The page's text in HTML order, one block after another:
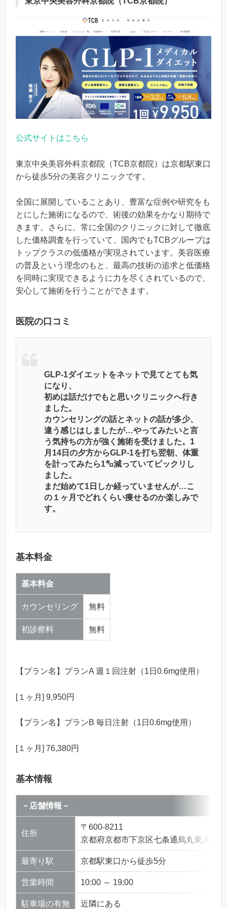
公式サイトはこちら
東京中央美容外科京都院（TCB京都院）は京都駅東口
から徒歩5分の美容クリニックです。
全国に展開していることあり、豊富な症例や研究をも
とにした施術になるので、術後の効果をかなり期待で
きます。さらに、常に全国のクリニックに対して徹底
した価格調査を行っていて、国内でもTCBグループは
トップクラスの低価格が実現されています。美容医療
の普及という理念のもと、最高の技術の追求と低価格
を同時に実現できるように力を尽くされているので、
安心して施術を行うことができます。
医院の口コミ
GLP-1ダイエットをネットで見てとても気
になり、
初めは話だけでもと思いクリニックへ行き
ました。
カウンセリングの話とネットの話が多少、
違う感じはしましたが…やってみたいと言
う気持ちの方が強く施術を受けました。1
月14日の夕方からGLP-1を打ち翌朝、体重
を計ってみたら1㌔減っていてビックリし
ました。
まだ始めて1日しか経っていませんが…こ
の１ヶ月でどれくらい痩せるのか楽しみで
す。
基本料金
基本料金
カウンセリング 無料
初診察料 無料
【プラン名】 プランA 週１回注射（1日0.6mg使用）
[１ヶ月] 9,950円
【プラン名】 プランB 毎日注射（1日0.6mg使用）
[１ヶ月] 76,380円
基本情報
－店舗情報－
住所
〒600-8211
京都府京都市下京区七条通烏丸東入真
最寄り駅 京都駅東口から徒歩5分
営業時間 10:00 ～ 19:00
駐車場の有無 近隣にある